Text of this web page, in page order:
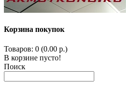
Корзина покупок
Товаров: 0 (0.00 р.)
В корзине пусто!
Поиск